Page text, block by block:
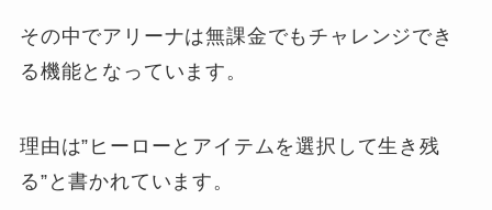
その中でアリーナは無課金でもチャレンジでき
る機能となっています。
理由は”ヒーローとアイテムを選択して生き残
る”と書かれています。